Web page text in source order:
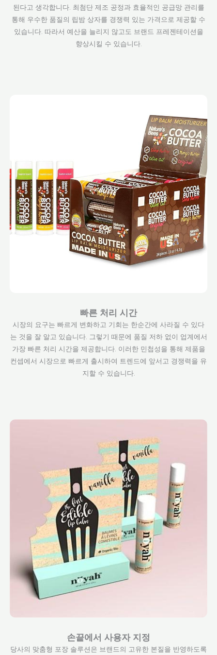
된다고 생각합니다. 최첨단 제조 공정과 효율적인 공급망 관리를
통해 우수한 품질의 립밤 상자를 경쟁력 있는 가격으로 제공할 수
있습니다. 따라서 예산을 늘리지 않고도 브랜드 프레젠테이션을
향상시킬 수 있습니다.
빠른 처리 시간
시장의 요구는 빠르게 변화하고 기회는 한순간에 사라질 수 있다
는 것을 잘 알고 있습니다. 그렇기 때문에 품질 저하 없이 업계에서
가장 빠른 처리 시간을 제공합니다. 이러한 민첩성을 통해 제품을
컨셉에서 시장으로 빠르게 출시하여 트렌드에 앞서고 경쟁력을 유
지할 수 있습니다.
손끝에서 사용자 지정
당사의 맞춤형 포장 솔루션은 브랜드의 고유한 본질을 반영하도록